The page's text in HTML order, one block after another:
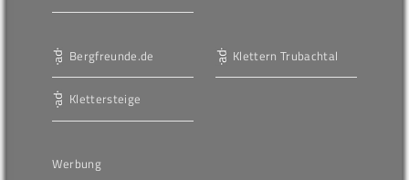
Bergfreunde.de
Klettersteige
Klettern Trubachtal
Werbung